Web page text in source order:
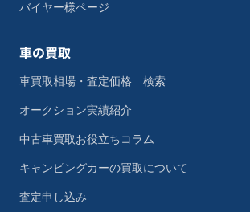
バイヤー様ページ
車の買取
車買取相場・査定価格 検索
オークション実績紹介
中古車買取お役立ちコラム
キャンピングカーの買取について
査定申し込み